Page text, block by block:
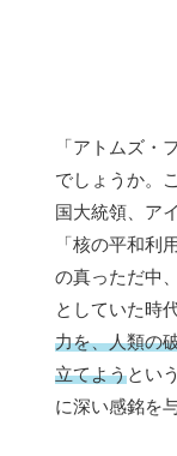
「アトムズ・
でしょうか。
国大統領、ア
「核の平和利
の真っただ中
としていた時
力を、人類の
立てようとい
に深い感銘を